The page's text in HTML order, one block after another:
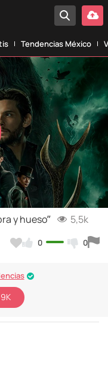
Tendencias México
y hueso” 5,5k
0 0